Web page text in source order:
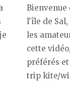
Bienvenue
l'île de
les
cette
préférés
trip kite/